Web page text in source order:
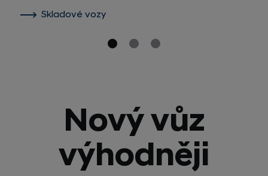
Skladové vozy
Nový vůz
výhodněji